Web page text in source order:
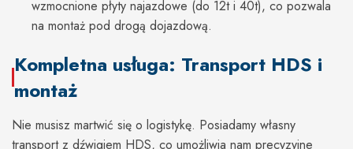
wzmocnione płyty najazdowe (do 12t i 40t), co pozwala
na montaż pod drogą dojazdową.
Kompletna usługa: Transport HDS i
montaż
Nie musisz martwić się o logistykę. Posiadamy własny
transport z dźwigiem HDS, co umożliwia nam precyzyjne